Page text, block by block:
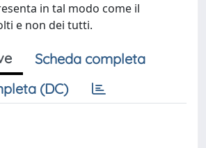
in tal modo come il
e non dei tutti.
Scheda completa
(DC)